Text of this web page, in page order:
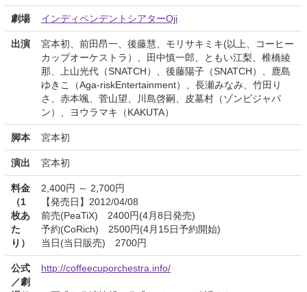
劇場 インディペンデントシアターOji
出演
宮本初、前田昂一、後藤慧、モリサキミキ(以上、コーヒー
カップオーケストラ）、田中慎一郎、ともい江梨、椎橋綾
那、上山光代（SNATCH）、後藤陽子（SNATCH）、鹿島
ゆきこ（Aga-riskEntertainment）、長瀬みなみ、竹田り
さ、赤本颯、菅山望、川島啓嗣、皮墓村（ゾンビジャパ
ン）、ヨウラマキ（KAKUTA）
脚本 宮本初
演出 宮本初
料金
（1
枚あ
た
り）
2,400円 ～ 2,700円
【発売日】2012/04/08
前売(PeaTiX) 2400円(4月8日発売)
予約(CoRich) 2500円(4月15日予約開始)
当日(当日販売) 2700円
公式
／劇
http://coffeecuporchestra.info/